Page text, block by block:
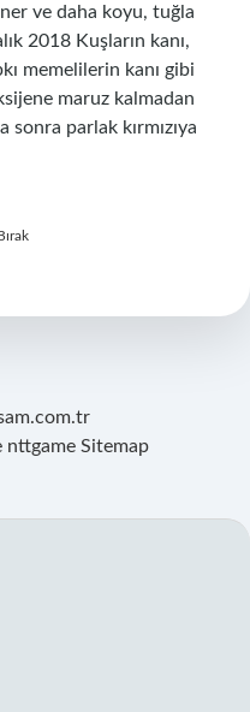
ve daha koyu, tuğla
2018 Kuşların kanı,
memelilerin kanı gibi
maruz kalmadan
sonra parlak kırmızıya
nttgame Sitemap